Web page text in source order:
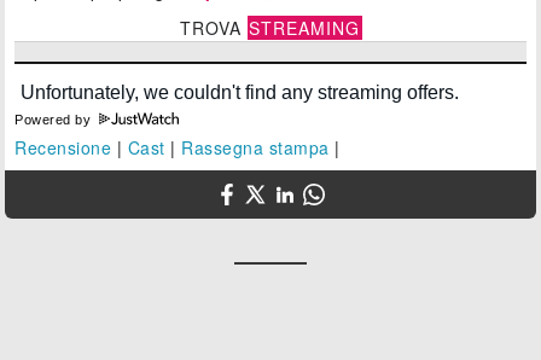
TROVA STREAMING
Powered by
Recensione | Cast | Rassegna stampa |